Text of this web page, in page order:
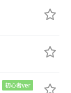
初心者ver